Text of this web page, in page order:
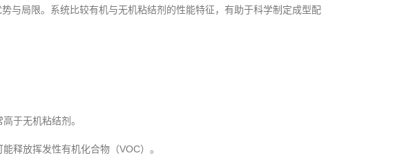
与局限。系统比较有机与无机粘结剂的性能特征，有助于科学制定成型配
于无机粘结剂。
能释放挥发性有机化合物（VOC）。